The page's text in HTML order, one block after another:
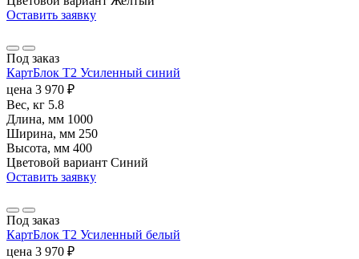
Оставить заявку
Под заказ
КартБлок Т2 Усиленный синий
цена 3 970 ₽
Вес, кг 5.8
Длина, мм 1000
Ширина, мм 250
Высота, мм 400
Цветовой вариант Синий
Оставить заявку
Под заказ
КартБлок Т2 Усиленный белый
цена 3 970 ₽